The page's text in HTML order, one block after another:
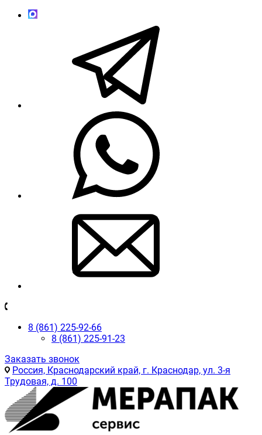
8 (861) 225-92-66
8 (861) 225-91-23
Заказать звонок
Россия, Краснодарский край, г. Краснодар, ул. 3-я
Трудовая, д. 100